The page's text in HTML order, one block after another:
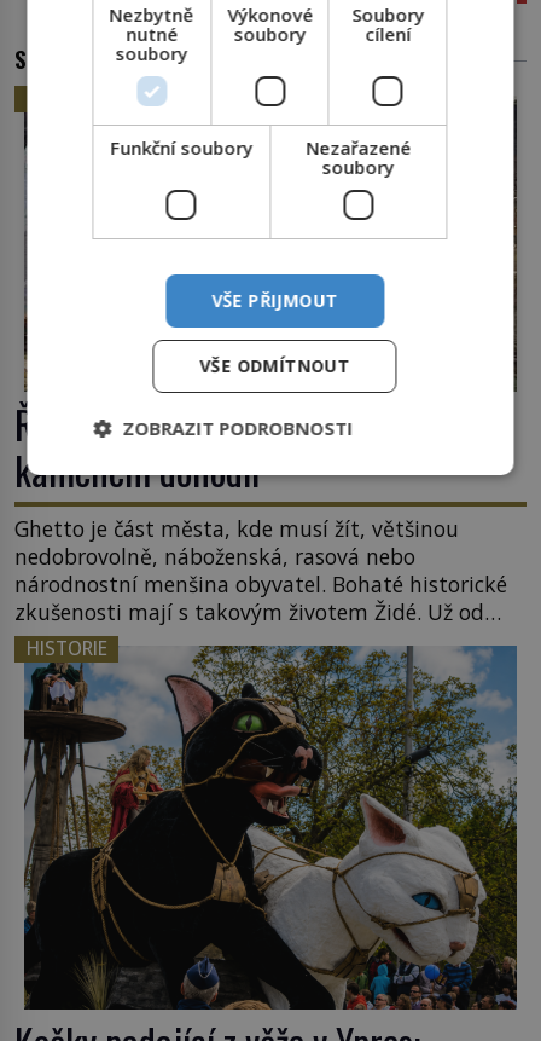
SOUVISEJÍCÍ ČLÁNKY
Římské ghetto: Místo, kam papež
kamenem dohodil
Ghetto je část města, kde musí žít, většinou
nedobrovolně, náboženská, rasová nebo
národnostní menšina obyvatel. Bohaté historické
zkušenosti mají s takovým životem Židé. Už od
středověku jsou totiž v každou chvíli nuceni v
nějakém žít. Mezi ty nejslavnější patří i římské
ghetto založené v roce 1555. Pokud jde o vztah
k Židům, nemá se Řím čím chlubit. […]
HISTORIE
Nezbytně
nutné
soubory
Výkonové
soubory
Soubory
cílení
Funkční soubory
Nezařazené
soubory
VŠE PŘIJMOUT
VŠE ODMÍTNOUT
ZOBRAZIT PODROBNOSTI